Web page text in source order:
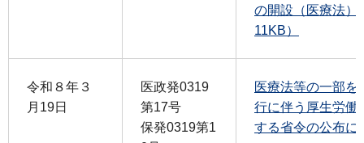
の開設（医療法）
11KB）
令和８年３
月19日
医政発0319
第17号
保発0319第1
医療法等の一部を
行に伴う厚生労働
する省令の公布に